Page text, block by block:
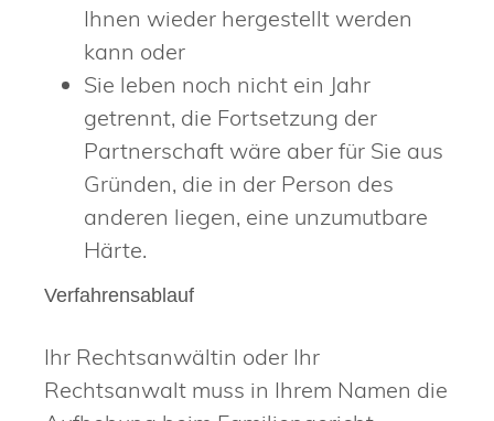
Ihnen wieder hergestellt werden
kann oder
Sie leben noch nicht ein Jahr
getrennt, die Fortsetzung der
Partnerschaft wäre aber für Sie aus
Gründen, die in der Person des
anderen liegen, eine unzumutbare
Härte.
Verfahrensablauf
Ihr Rechtsanwältin oder Ihr
Rechtsanwalt muss in Ihrem Namen die